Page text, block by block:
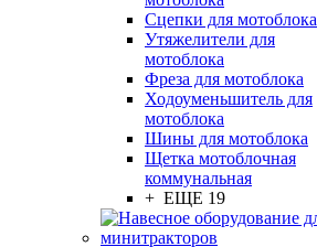
Сцепки для мотоблока
Утяжелители для
мотоблока
Фреза для мотоблока
Ходоуменьшитель для
мотоблока
Шины для мотоблока
Щетка мотоблочная
коммунальная
+ ЕЩЕ 19